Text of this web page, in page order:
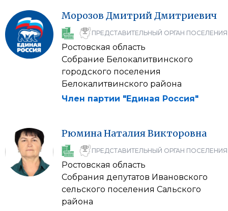
Морозов ДмитрийДмитриевич
ПРЕДСТАВИТЕЛЬНЫЙ ОРГАН ПОСЕЛЕНИЯ
Ростовская область
Собрание Белокалитвинского
городского поселения
Белокалитвинского района
Член партии "Единая Россия"
РюминаНаталияВикторовна
ПРЕДСТАВИТЕЛЬНЫЙ ОРГАН ПОСЕЛЕНИЯ
Ростовская область
Собрания депутатов Ивановского
сельского поселения Сальского
района